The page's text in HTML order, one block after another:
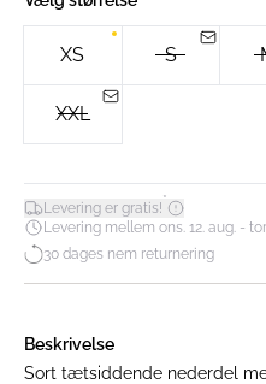
XS S
XXL
Levering er gratis!*
Levering mellem ons. 12. aug. -
30 dages nem returnering
Beskrivelse
Sort tætsiddende nederdel med